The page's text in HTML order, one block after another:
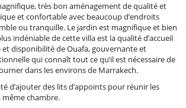
e convenienza
très bon aménagement de qualité et
et confortable avec beaucoup d’endroits
ou tranquille. Le jardin est magnifique et bien
indéniable de cette villa est la qualité d’accueil
et disponibilité de Ouafa, gouvernante et
qui connaît tout ce qu’il est nécessaire de
dans les environs de Marrakech.
d’ajouter des lits d’appoints pour réunir les
chambre.